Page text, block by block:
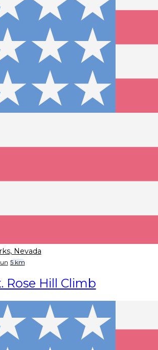
Nevada
5 km
Rose Hill Climb